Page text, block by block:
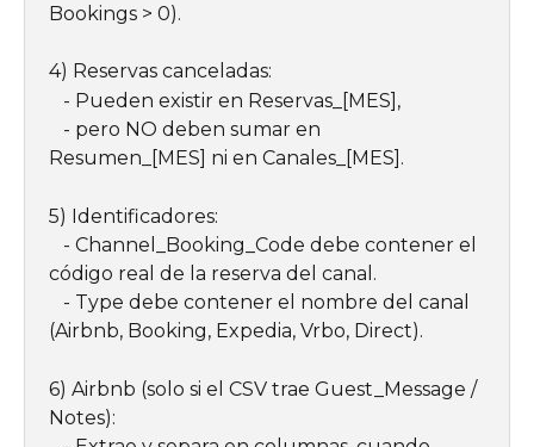
Bookings > 0).
4) Reservas canceladas:
   - Pueden existir en Reservas_[MES],
Resumen_[MES] ni en Canales_[MES].
5) Identificadores:
código real de la reserva del canal.
(Airbnb, Booking, Expedia, Vrbo, Direct).
6) Airbnb (solo si el CSV trae Guest_Message /
Notes):